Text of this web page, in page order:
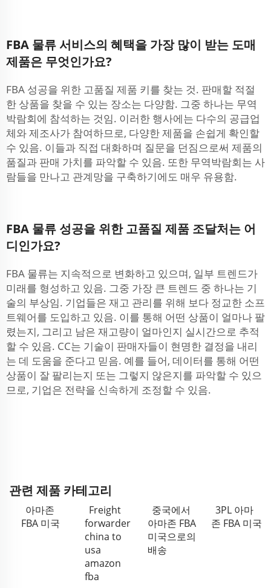
FBA 물류 서비스의 혜택을 가장 많이 받는 도매
제품은 무엇인가요?
FBA 성공을 위한 고품질 제품 키를 찾는 것. 판매할 적절
한 상품을 찾을 수 있는 장소는 다양함. 그중 하나는 무역
박람회에 참석하는 것임. 이러한 행사에는 다수의 공급업
체와 제조사가 참여하므로, 다양한 제품을 손쉽게 확인할
수 있음. 이들과 직접 대화하며 질문을 던짐으로써 제품의
품질과 판매 가치를 파악할 수 있음. 또한 무역박람회는 사
람들을 만나고 관계망을 구축하기에도 매우 유용함.
FBA 물류 성공을 위한 고품질 제품 조달처는 어
디인가요?
FBA 물류는 지속적으로 변화하고 있으며, 일부 트렌드가
미래를 형성하고 있음. 그중 가장 큰 트렌드 중 하나는 기
술의 부상임. 기업들은 재고 관리를 위해 보다 정교한 소프
트웨어를 도입하고 있음. 이를 통해 어떤 상품이 얼마나 팔
렸는지, 그리고 남은 재고량이 얼마인지 실시간으로 추적
할 수 있음. CC는 기술이 판매자들이 현명한 결정을 내리
는 데 도움을 준다고 믿음. 예를 들어, 데이터를 통해 어떤
상품이 잘 팔리는지 또는 그렇지 않은지를 파악할 수 있으
므로, 기업은 전략을 신속하게 조정할 수 있음.
관련 제품 카테고리
아마존
FBA 미국
Freight
forwarder
china to
usa
amazon
fba
중국에서
아마존 FBA
미국으로의
배송
3PL 아마
존 FBA 미국